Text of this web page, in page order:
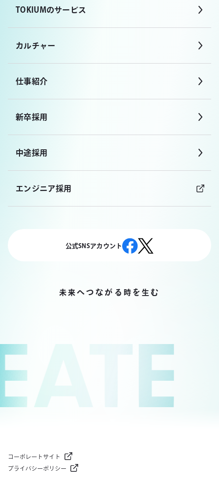
TOKIUMのサービス
カルチャー
仕事紹介
新卒採用
中途採用
エンジニア採用
公式SNSアカウント
未来へつながる 時 を 生 む
コーポレートサイト
プライバシーポリシー